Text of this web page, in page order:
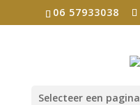
06 57933038
Selecteer een pagina